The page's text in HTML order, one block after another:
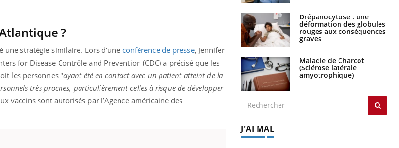
?
une stratégie similaire. Lors d’une conférence de presse, Jennifer
for Disease Contrôle and Prevention (CDC) a précisé que les
les personnes "ayant été en contact avec un patient atteint de la
très proches, particulièrement celles à risque de développer
vaccins sont autorisés par l’Agence américaine des
Drépanocytose : une
déformation des globules
rouges aux conséquences
graves
Maladie de Charcot
(Sclérose latérale
amyotrophique)
J'AI MAL